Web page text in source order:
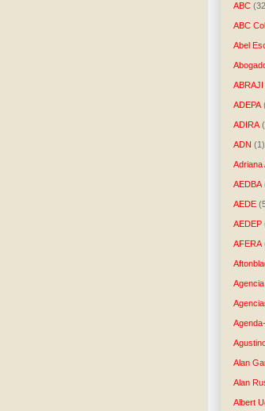
ABC
ABC
Abel
ABRAJI
ADEPA
ADIRA
ADN (1)
Adriana
AEDBA
AEDE
AEDEP
AFERA
Alan
Alan
Albert